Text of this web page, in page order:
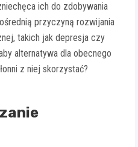
ich do zdobywania
przyczyną rozwijania
takich jak depresja czy
alternatywa dla obecnego
z niej skorzystać?